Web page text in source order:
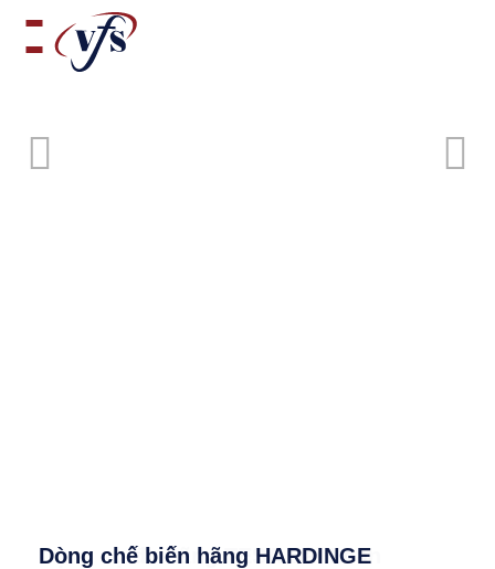
Dòng chế biến hãng HARDINGE
Dụng cụ đo hãng TESA Đài Loan